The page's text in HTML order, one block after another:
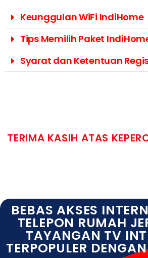
Keunggulan WiFi IndiHome
Tips Memilih Paket
Syarat dan Ketentuan
TERIMA KASIH ATAS
BEBAS AKSES
TELEPON RUMAH
TAYANGAN TV
TERPOPULER